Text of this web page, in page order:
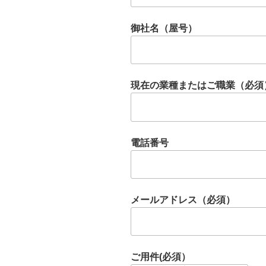
御社名（屋号）
現在の業種またはご職業（必須
電話番号
メールアドレス（必須）
ご用件(必須）